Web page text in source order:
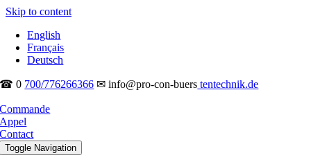
Skip to content
English
Français
Deutsch
☎ 0 700/776266366 ✉ info@pro-con-buers tentechnik.de
Commande
Appel
Contact
Toggle Navigation